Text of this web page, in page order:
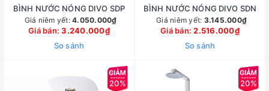
BÌNH NƯỚC NÓNG DIVO SDP
Giá niêm yết: 4.050.000₫
Giá bán:3.240.000₫
So sánh
BÌNH NƯỚC NÓNG DIVO SDN
Giá niêm yết: 3.145.000₫
Giá bán:2.516.000₫
So sánh
20% 20%